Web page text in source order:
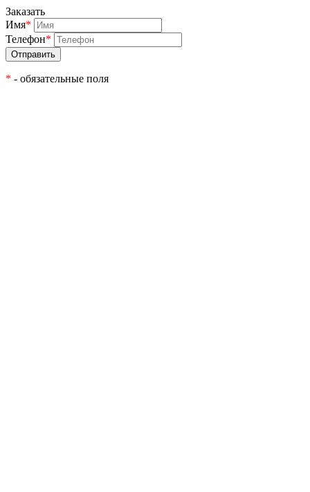
Заказать
Имя*
Телефон*
* - обязательные поля